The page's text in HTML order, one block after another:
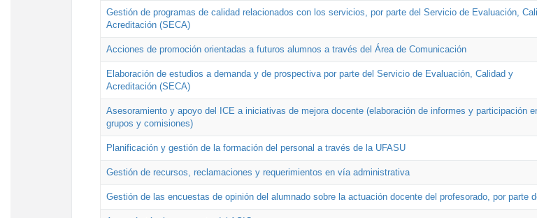
Gestión de programas de calidad relacionados con los servicios, por parte del Servicio de Evaluación,
Acreditación (SECA)
Acciones de promoción orientadas a futuros alumnos a través del Área de Comunicación
Elaboración de estudios a demanda y de prospectiva por parte del Servicio de Evaluación, Calidad y
Acreditación (SECA)
Asesoramiento y apoyo del ICE a iniciativas de mejora docente (elaboración de informes y participación
grupos y comisiones)
Planificación y gestión de la formación del personal a través de la UFASU
Gestión de recursos, reclamaciones y requerimientos en vía administrativa
Gestión de las encuestas de opinión del alumnado sobre la actuación docente del profesorado, por parte